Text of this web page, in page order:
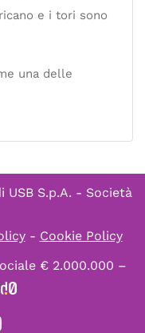
e i tori sono
una delle
USB S.p.A. - Società
- Cookie Policy
€ 2.000.000 –